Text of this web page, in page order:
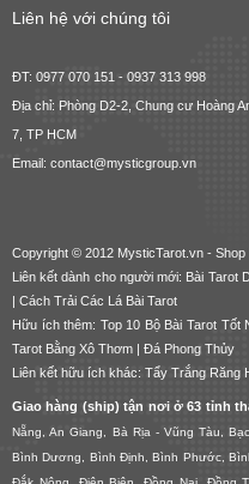
Liên hệ với chúng tôi
ĐT: 0977 070 151 - 0937 313 998
Địa chỉ: Phòng D2-2, Chung cư Hoàng
7, TP HCM
Email: contact@mysticgroup.vn
Copyright © 2012 MysticTarot.vn - Shop
Liên kết dành cho người mới: Bài Tarot
Cách Trải Các Lá Bài Tarot
Hữu ích thêm: Top 10 Bộ Bài Tarot Tốt
Tarot Bằng Xô Thơm
Đá Phong Thủy
Liên kết hữu ích khác: Tẩy Trắng Răng
Giao hàng (ship) tận nơi ở 63 tỉnh
Nẵng, An Giang, Bà Rịa - Vũng Tàu,
Bình Dương, Bình Định, Bình Phước,